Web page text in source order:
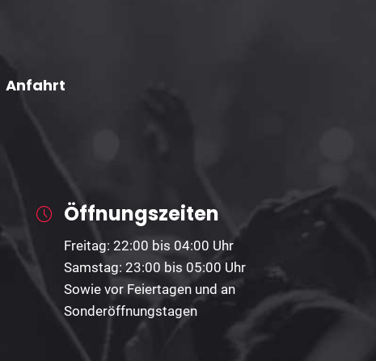
Anfahrt
Öffnungszeiten
Freitag: 22:00 bis 04:00 Uhr
Samstag: 23:00 bis 05:00 Uhr
Sowie vor Feiertagen und an
Sonderöffnungstagen